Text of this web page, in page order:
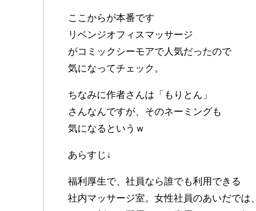
ここからが本番です
リベンジオフィスマッサージ
がコミックシーモアで人気だったので
気になってチェック。
ちなみに作者さんは「もりとん」
さんなんですが、そのネーミングも
気になるというｗ
あらすじ↓
福利厚生で、社員なら誰でも利用できる
社内マッサージ室。女性社員のあいだでは、